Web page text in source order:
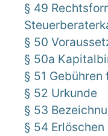
§ 49
§ 50
§ 50a
§ 51
§ 52 Urkunde
§ 53
§ 54